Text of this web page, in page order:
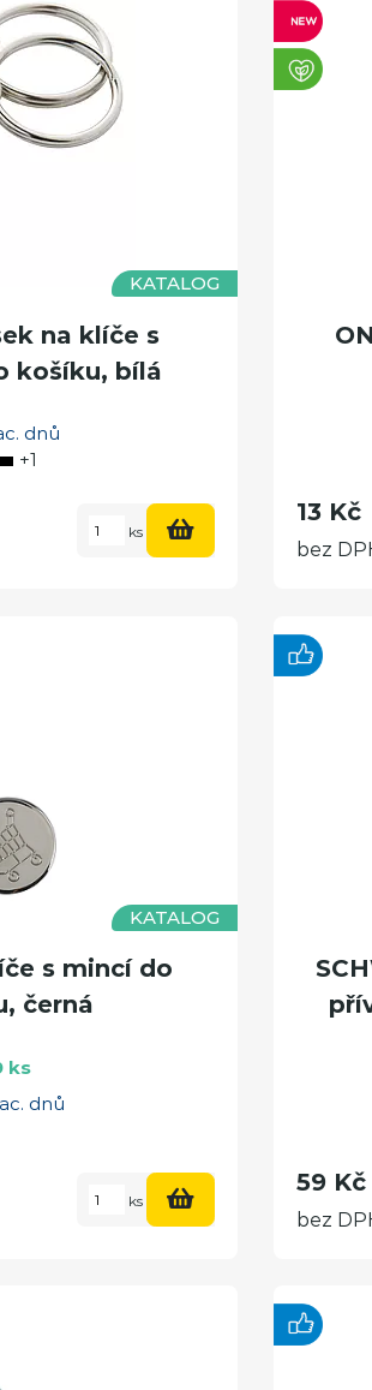
KATALOG
na klíče s
košíku, bílá
dnů
ks
+1
13 Kč
bez
KATALOG
s mincí do
černá
ks
dnů
ks
59 Kč
bez